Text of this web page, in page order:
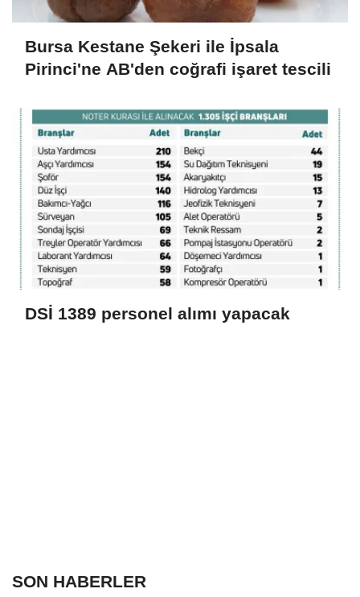
Bursa Kestane Şekeri ile İpsala
Pirinci'ne AB'den coğrafi işaret tescili
DSİ 1389 personel alımı yapacak
SON HABERLER